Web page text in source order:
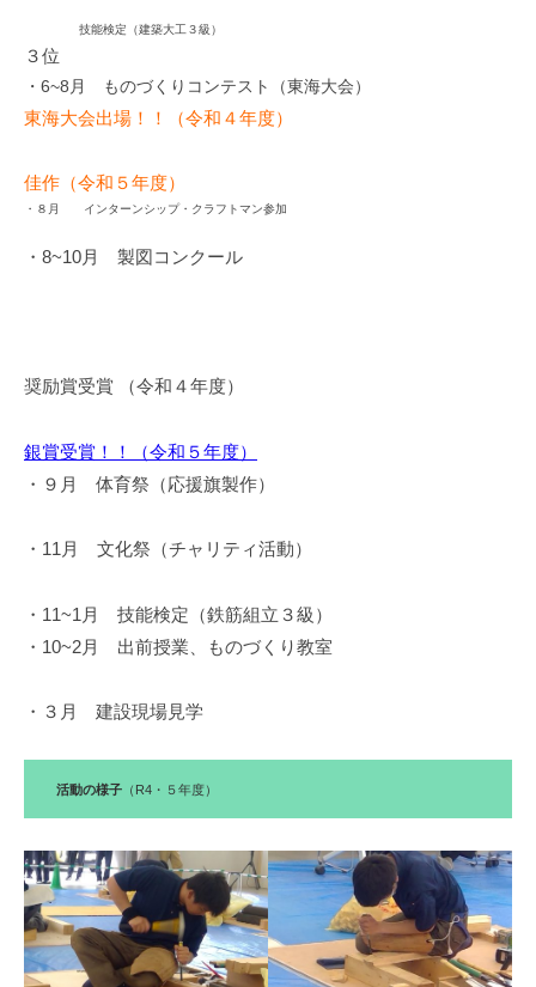
技能検定（建築大工３級）
３位
・6~8月 ものづくりコンテスト（東海大会）
東海大会出場！！（令和４年度）
佳作（令和５年度）
・８月 インターンシップ・クラフトマン参加
・8~10月 製図コンクール
奨励賞受賞 （令和４年度）
銀賞受賞！！（令和５年度）
・９月 体育祭（応援旗製作）
・11月 文化祭（チャリティ活動）
・11~1月 技能検定（鉄筋組立３級）
・10~2月 出前授業、ものづくり教室
・３月 建設現場見学
活動の様子 （R4・５年度）